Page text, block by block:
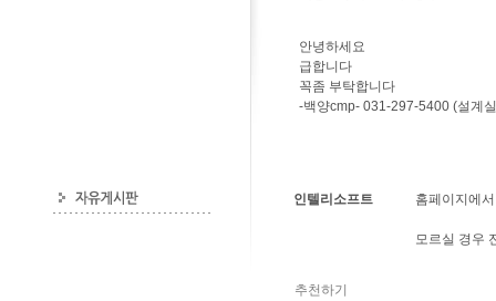
안녕하세요
급합니다
꼭좀 부탁합니다
-백양cmp- 031-297-5400 (설계
인텔리소프트 홈페이지에
모르실 경우
추천하기